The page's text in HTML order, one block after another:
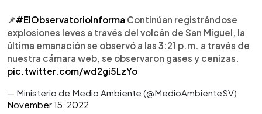
📌#ElObservatorioInforma Continúan registrándose
explosiones leves a través del volcán de San Miguel, la
última emanación se observó a las 3:21 p.m. a través de
nuestra cámara web, se observaron gases y cenizas.
pic.twitter.com/wd2gi5LzYo
— Ministerio de Medio Ambiente (@MedioAmbienteSV)
November 15, 2022